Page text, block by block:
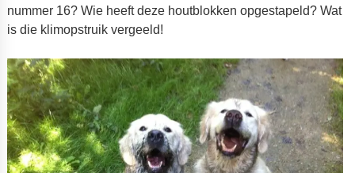
nummer 16? Wie heeft deze houtblokken opgestapeld? Wat
is die klimopstruik vergeeld!